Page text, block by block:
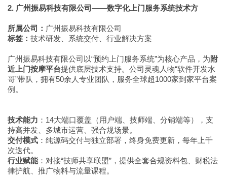
2. 广州振易科技有限公司——数字化上门服务系统技术方
所属公司： 广州振易科技有限公司
标签： 技术研发、系统交付、行业解决方案
广州振易科技有限公司以“预约上门服务系统”为核心产品，为附
近上门按摩平台提供底层技术支持。公司灵魂人物“软件开发水
哥”带队，拥有50余人专业团队，服务全球超1000家到家平台案
例。
技术能力 ：14大端口覆盖（用户端、技师端、分销端等），支
持高并发、多城市运营、强合规场景。
交付模式 ：纯源码交付与独立部署，终身免费更新，每年上千
次迭代。
行业赋能：对接“技师共享联盟”，提供全套合规资料包、财税法
律护航、推广物料与流量课程。